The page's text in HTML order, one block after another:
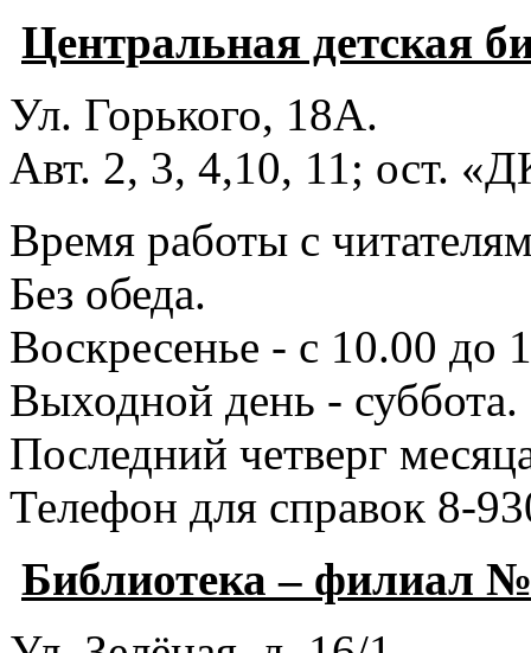
Центральная детская
Ул. Горького, 18А.
Авт. 2, 3, 4,10, 11; ост.
Время работы с
Без обеда.
Воскресенье - с 10.00 до
Выходной день - суббота.
Последний четверг
Телефон для справок 8-
Библиотека – филиал